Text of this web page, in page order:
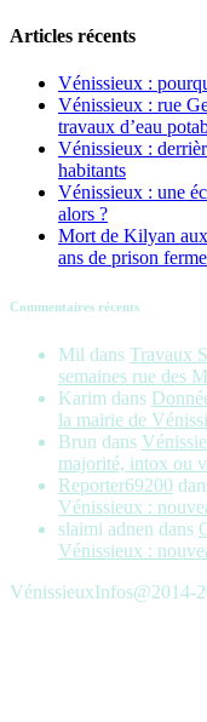
Articles récents
Vénissieux :
Vénissieux : rue
travaux d’eau
Vénissieux :
habitants
Vénissieux : une
alors ?
Mort de Kilyan
ans de prison ferme
Commentaires récents
Mil dans Travaux
semaines rue des
Karim dans
la mairie de
Brun dans
majorité, intox ou
Reporter69200
Vénissieux :
slaimi adnen dans
Vénissieux :
VénissieuxInfos@2014-